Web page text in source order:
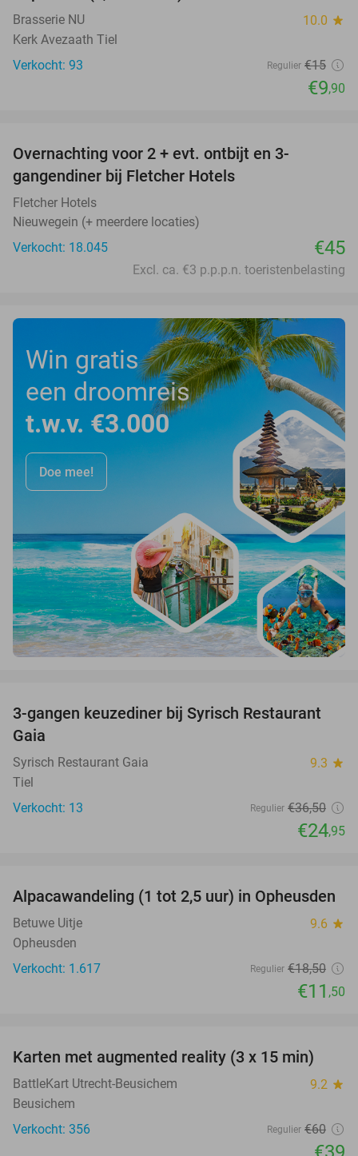
Brasserie NU 10.0 star
Kerk Avezaath Tiel
Verkocht: 93
Regulier €15
€9,90
Overnachting voor 2 + evt. ontbijt en 3-
gangendiner bij Fletcher Hotels
Fletcher Hotels
Nieuwegein (+ meerdere locaties)
Verkocht: 18.045
€45
Excl. ca. €3 p.p.p.n. toeristenbelasting
Win gratis
een droomreis
t.w.v. €3.000
Doe mee!
32%
3-gangen keuzediner bij Syrisch Restaurant
Gaia
Syrisch Restaurant Gaia 9.3 star
Tiel
Verkocht: 13
Regulier €36,50
€24,95
38%
Alpacawandeling (1 tot 2,5 uur) in Opheusden
Betuwe Uitje 9.6 star
Opheusden
Verkocht: 1.617
Regulier €18,50
€11 ,50
35%
Karten met augmented reality (3 x 15 min)
BattleKart Utrecht-Beusichem 9.2 star
Beusichem
Verkocht: 356
Regulier €60